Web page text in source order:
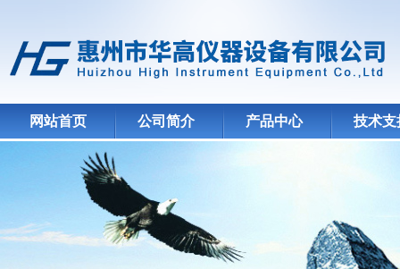
网站首页 公司简介 产品中心 技术支